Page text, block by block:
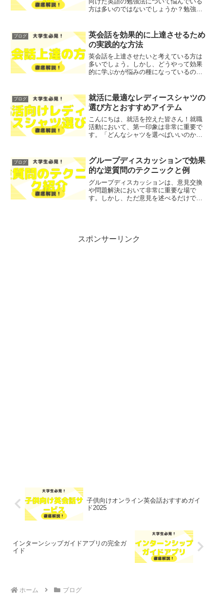
方は多いのではないでしょうか？勉強方
語勉強法を徹底解説します！レポトンこ
の記事は次のような人にお...
ブログ
英会話を効果的に上達させるため
の実践的な方法
英会話を上達させたいと考えている方は
多いでしょう。しかし、どうやって効果
的に学ぶかが悩みの種になっているので
方法をわかりやすく解説します！レポト
ンこの記事は次のような人...
ブログ
就活に最適なレディースシャツの
選び方とおすすめアイテム
こんにちは、就活を控えた皆さん！就職
活動において、第一印象は非常に重要で
す。「どんなシャツを選べばいいのか」
でしょうか？そこで今回は、就活に最適
なレディースシャツの選び...
ブログ
グループディスカッションで効果
的な逆質問のテクニックと例
グループディスカッションは、意見交換
や問題解決において非常に重要な場で
す。しかし、ただ意見を述べるだけでは
スポンサーリンク
子供向けオンライン英会話おすすめガイ
ド2025
インターンシップガイドアプリの完全ガ
イド
ホーム ブログ